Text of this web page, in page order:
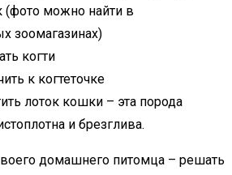
(фото можно найти в
зоомагазинах)
когти
к когтеточке
лоток кошки – эта порода
и брезглива.
домашнего питомца – решать